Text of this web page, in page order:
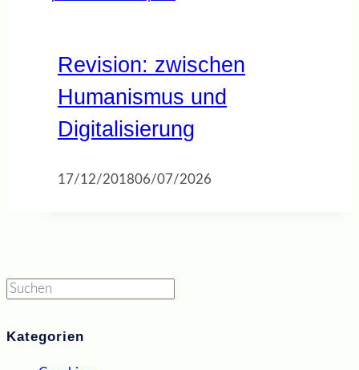
Revision: zwischen
Humanismus und
Digitalisierung
17/12/201806/07/2026
Suchen
Kategorien